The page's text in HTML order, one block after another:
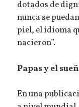
dotados de
nunca se
piel, el idioma
nacieron”.
Papas y el
En una